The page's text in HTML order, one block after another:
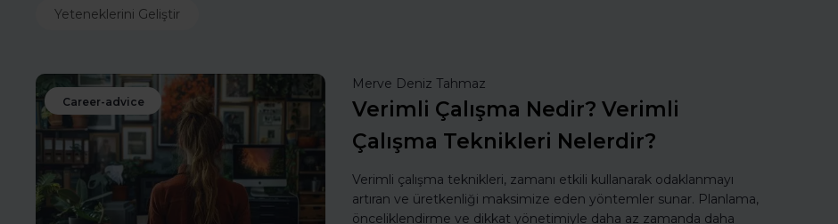
Yeteneklerini Geliştir
Career-advice
Merve Deniz Tahmaz
Verimli Çalışma Nedir? Verimli
Çalışma Teknikleri Nelerdir?
Verimli çalışma teknikleri, zamanı etkili kullanarak odaklanmayı
artıran ve üretkenliği maksimize eden yöntemler sunar. Planlama,
önceliklendirme ve dikkat yönetimiyle daha az zamanda daha